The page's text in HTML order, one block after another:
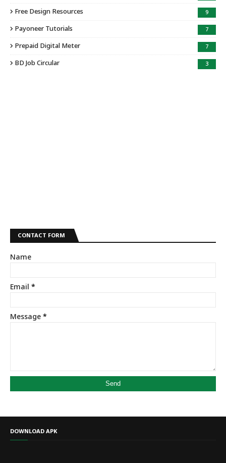
Free Design Resources 9
Payoneer Tutorials 7
Prepaid Digital Meter 7
BD Job Circular 3
CONTACT FORM
Name
Email *
Message *
DOWNLOAD APK